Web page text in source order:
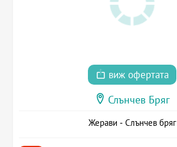
виж офертата
Слънчев Бряг
Жерави - Слънчев бряг